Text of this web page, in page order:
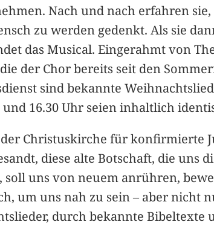
Nach und nach erfahren
zu werden gedenkt. Als sie
das Musical. Eingerahmt von
der Chor bereits seit den
sind bekannte
16.30 Uhr seien inhaltlich
Christuskirche für konfirmierte
diese alte Botschaft, die uns
uns von neuem anrühren,
um uns nah zu sein – aber nicht
durch bekannte